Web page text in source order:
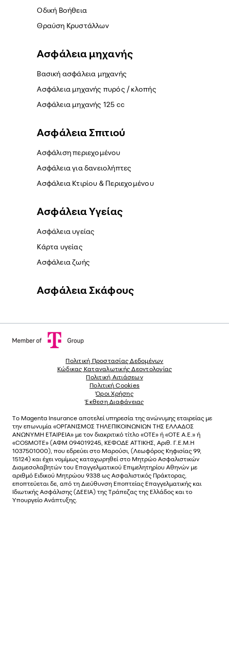
Οδική Βοήθεια
Θραύση Κρυστάλλων
Ασφάλεια μηχανής
Βασική ασφάλεια μηχανής
Ασφάλεια μηχανής πυρός / κλοπής
Ασφάλεια μηχανής 125 cc
Ασφάλεια Σπιτιού
Ασφάλιση περιεχομένου
Ασφάλεια για δανειολήπτες
Ασφάλεια Κτιρίου & Περιεχομένου
Ασφάλεια Yγείας
Ασφάλεια υγείας
Κάρτα υγείας
Ασφάλεια ζωής
Ασφάλεια Σκάφους
Πολιτική Προστασίας Δεδομένων
Κώδικας Καταναλωτικής Δεοντολογίας
Πολιτική Αιτιάσεων
Πολιτική Cookies
Όροι Χρήσης
Έκθεση Διαφάνειας
Το Magenta Insurance αποτελεί υπηρεσία της ανώνυµης εταιρείας µε
την επωνυµία «ΟΡΓΑΝΙΣΜΟΣ ΤΗΛΕΠΙΚΟΙΝΩΝΙΩΝ ΤΗΣ ΕΛΛΑΔΟΣ
ΑΝΩΝΥΜΗ ΕΤΑΙΡΕΙΑ» µε τον διακριτικό τίτλο «OTE» ή «ΟΤΕ Α.Ε.» ή
«COSMOTE» (ΑΦΜ 094019245, ΚΕΦΟΔΕ ΑΤΤΙΚΗΣ, Αριθ. Γ.Ε.Μ.Η
1037501000), που εδρεύει στο Μαρούσι, (Λεωφόρος Κηφισίας 99,
15124) και έχει νοµίµως καταχωρηθεί στο Μητρώο Ασφαλιστικών
Διαµεσολαβητών του Επαγγελµατικού Επιµελητηρίου Αθηνών µε
αριθµό Ειδικού Μητρώου 9338 ως Ασφαλιστικός Πράκτορας,
εποπτεύεται δε, από τη Διεύθυνση Εποπτείας Επαγγελματικής και
Ιδιωτικής Ασφάλισης (ΔΕΕΙΑ) της Τράπεζας της Ελλάδος και το
Υπουργείο Ανάπτυξης.